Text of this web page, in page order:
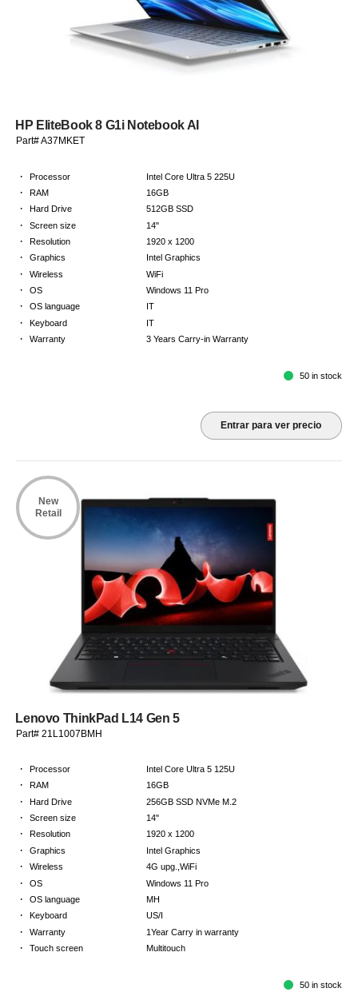
HP EliteBook 8 G1i Notebook AI
Part# A37MKET
· Processor Intel Core Ultra 5 225U
· RAM 16GB
· Hard Drive 512GB SSD
· Screen size 14"
· Resolution 1920 x 1200
· Graphics Intel Graphics
· Wireless WiFi
· OS Windows 11 Pro
· OS language IT
· Keyboard IT
· Warranty 3 Years Carry-in Warranty
50 in stock
Entrar para ver precio
New
Retail
Lenovo ThinkPad L14 Gen 5
Part# 21L1007BMH
· Processor Intel Core Ultra 5 125U
· RAM 16GB
· Hard Drive 256GB SSD NVMe M.2
· Screen size 14"
· Resolution 1920 x 1200
· Graphics Intel Graphics
· Wireless 4G upg.,WiFi
· OS Windows 11 Pro
· OS language MH
· Keyboard US/I
· Warranty 1Year Carry in warranty
· Touch screen Multitouch
50 in stock